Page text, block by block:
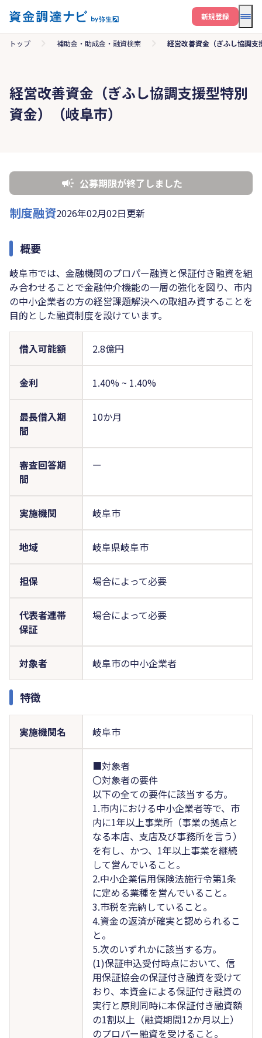
メ
新規登録
トップ 補助金・助成金・融資検索 経営改善資金（ぎふし協調支
経営改善資金（ぎふし協調支援型特別
資金）（岐阜市）
公募期限が終了しました
制度融資2026年02月02日更新
概要
岐阜市では、金融機関のプロパー融資と保証付き融資を組
み合わせることで金融仲介機能の一層の強化を図り、市内
の中小企業者の方の経営課題解決への取組み資することを
目的とした融資制度を設けています。
借入可能額 2.8億円
金利 1.40% ~ 1.40%
最長借入期
間
10か月
審査回答期
間
ー
実施機関 岐阜市
地域 岐阜県岐阜市
担保 場合によって必要
代表者連帯
保証
場合によって必要
対象者 岐阜市の中小企業者
特徴
実施機関名 岐阜市
■対象者
〇対象者の要件
以下の全ての要件に該当する方。
1.市内における中小企業者等で、市
内に1年以上事業所（事業の拠点と
なる本店、支店及び事務所を言う）
を有し、かつ、1年以上事業を継続
して営んでいること。
2.中小企業信用保険法施行令第1条
に定める業種を営んでいること。
3.市税を完納していること。
4.資金の返済が確実と認められるこ
と。
5.次のいずれかに該当する方。
(1)保証申込受付時点において、信
用保証協会の保証付き融資を受けて
おり、本資金による保証付き融資の
実行と原則同時に本保証付き融資額
の1割以上（融資期間12か月以上）
のプロパー融資を受けること。